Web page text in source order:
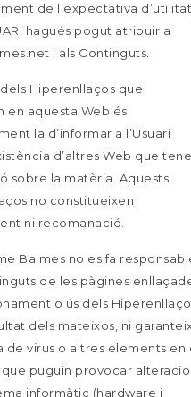
de l’expectativa d’utilitat
hagués pogut atribuir a
i als Continguts.
Hiperenllaços que
en aquesta Web és
la d’informar a l’Usuari
d’altres Web que
sobre la matèria. Aquests
no constitueixen
ni recomanació.
Balmes no es fa
de les pàgines
o ús dels
dels mateixos, ni
de virus o altres elements en
puguin provocar
informàtic (hardware i